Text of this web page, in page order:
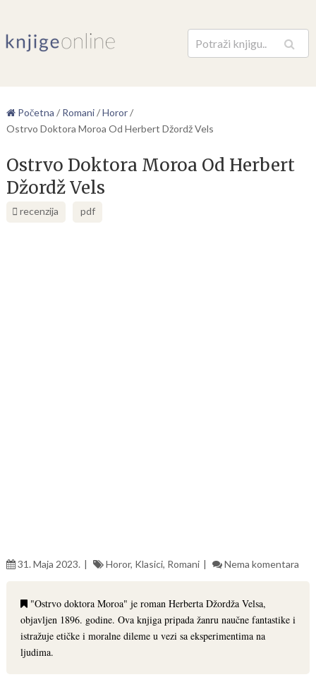
Pretraga
Početna / Romani/Horor/
Ostrvo Doktora Moroa Od Herbert Džordž Vels
Ostrvo Doktora Moroa Od Herbert
Džordž Vels
recenzija pdf
31. Maja 2023. Horor, Klasici, Romani Nema komentara
"Ostrvo doktora Moroa" je roman Herberta Džordža Velsa,
objavljen 1896. godine. Ova knjiga pripada žanru naučne fantastike i
istražuje etičke i moralne dileme u vezi sa eksperimentima na
ljudima.